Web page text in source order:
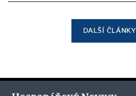
DALŠÍ ČLÁNKY